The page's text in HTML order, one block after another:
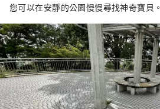
您可以在安靜的公園慢慢尋找神奇寶貝。